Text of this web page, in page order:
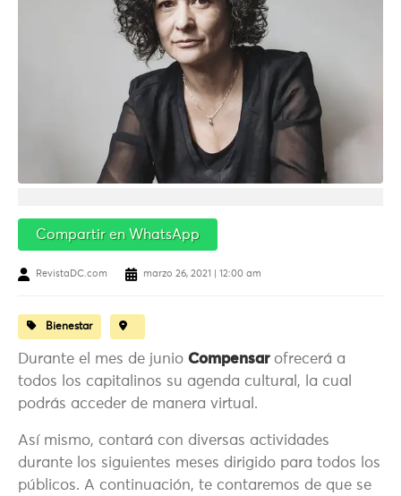
Compartir en WhatsApp
RevistaDC.com marzo 26, 2021 | 12:00 am
Bienestar
Durante el mes de junio Compensarofrecerá a
todos los capitalinos su agenda cultural, la cual
podrás acceder de manera virtual.
Así mismo, contará con diversas actividades
durante los siguientes meses dirigido para todos los
públicos. A continuación, te contaremos de que se